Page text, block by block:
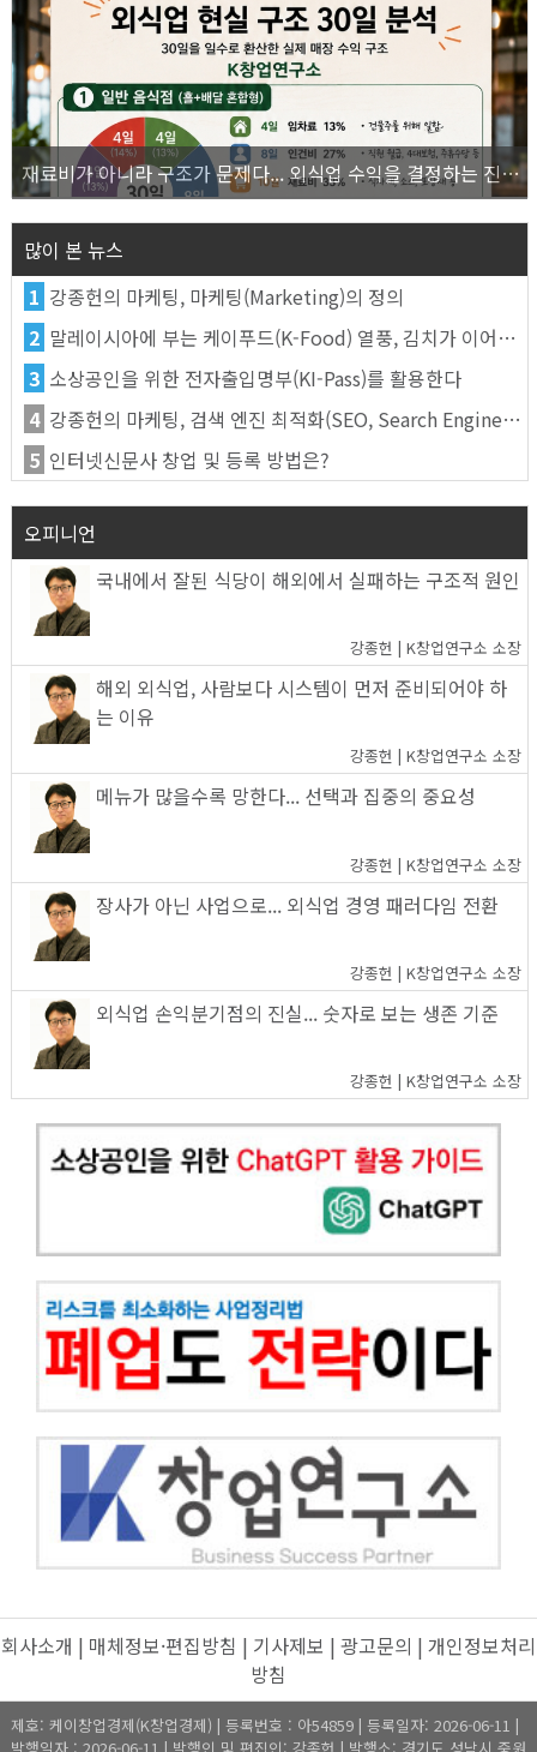
재료비가 아니라 구조가 문제다... 외식업 수익을 결정하는 진짜 숫자의 비밀
많이 본 뉴스
1 강종헌의 마케팅, 마케팅(Marketing)의 정의
2 말레이시아에 부는 케이푸드(K-Food) 열풍, 김치가 이어간다
3 소상공인을 위한 전자출입명부(KI-Pass)를 활용한다
4 강종헌의 마케팅, 검색 엔진 최적화(SEO, Search Engine Optimization)란
5 인터넷신문사 창업 및 등록 방법은?
오피니언
국내에서 잘된 식당이 해외에서 실패하는 구조적 원인
강종헌 | K창업연구소 소장
해외 외식업, 사람보다 시스템이 먼저 준비되어야 하
는 이유
강종헌 | K창업연구소 소장
메뉴가 많을수록 망한다... 선택과 집중의 중요성
강종헌 | K창업연구소 소장
장사가 아닌 사업으로... 외식업 경영 패러다임 전환
강종헌 | K창업연구소 소장
외식업 손익분기점의 진실... 숫자로 보는 생존 기준
강종헌 | K창업연구소 소장
회사소개 | 매체정보·편집방침 | 기사제보 | 광고문의 | 개인정보처리
방침
제호: 케이창업경제(K창업경제) | 등록번호 : 아54859 | 등록일자: 2026-06-11 |